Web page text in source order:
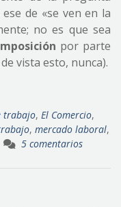
de «se ven en la
no es que sea
por parte
vista esto, nunca).
trabajo, El Comercio,
, mercado laboral,
5 comentarios